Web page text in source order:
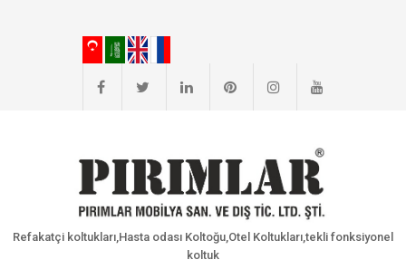
Refakatçi koltukları,Hasta odası Koltoğu,Otel Koltukları,tekli fonksiyonel
koltuk